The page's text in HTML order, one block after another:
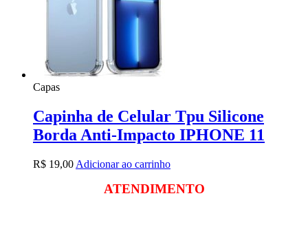
Capas
Capinha de Celular Tpu Silicone
Borda Anti-Impacto IPHONE 11
R$ 19,00 Adicionar ao carrinho
ATENDIMENTO